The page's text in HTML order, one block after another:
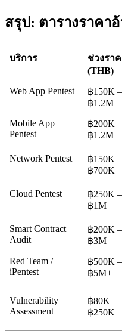
สรุป: ตารางราคา
บริการ
ช่วงรา
(THB)
Web App Pentest
฿150K –
฿1.2M
Mobile App
Pentest
฿200K –
฿1.2M
Network Pentest
฿150K –
฿700K
Cloud Pentest
฿250K –
฿1M
Smart Contract
Audit
฿200K –
฿3M
Red Team /
iPentest
฿500K –
฿5M+
Vulnerability
Assessment
฿80K –
฿250K